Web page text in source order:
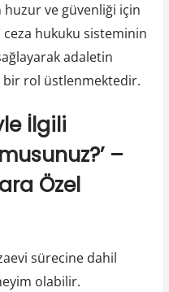
huzur ve güvenliği için
hukuku sisteminin
adaletin
rol üstlenmektedir.
İlgili
–
Özel
sürecine dahil
olabilir.